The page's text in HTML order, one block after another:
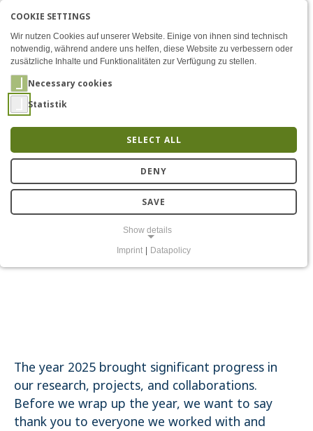
Zum Inhalt
2025 Year in Review:
AKTIVE SPRACHE:
ENDE
Season’s Greetings and
Best Wishes for 2026
The year 2025 brought significant progress in
our research, projects, and collaborations.
Before we wrap up the year, we want to say
thank you to everyone we worked with and
COOKIE SETTINGS
Wir nutzen Cookies auf unserer Website. Einige von ihnen sind technisch
notwendig, während andere uns helfen, diese Website zu verbessern oder
zusätzliche Inhalte und Funktionalitäten zur Verfügung zu stellen.
Necessary cookies
Statistik
SELECT ALL
DENY
SAVE
Show details
Notwendige Cookies ermöglichen grundlegende Funktionen und sind
Purpose:
Dieser Cookie speichert die ausgewählten Einverständnis-
Optionen des Benutzers
Cookie duration:
1 Jahr
Imprint | Datapolicy